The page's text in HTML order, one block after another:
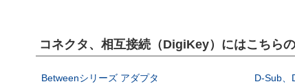
コネクタ、相互接続（DigiKey）にはこちら
Betweenシリーズ アダプタ D-Sub、